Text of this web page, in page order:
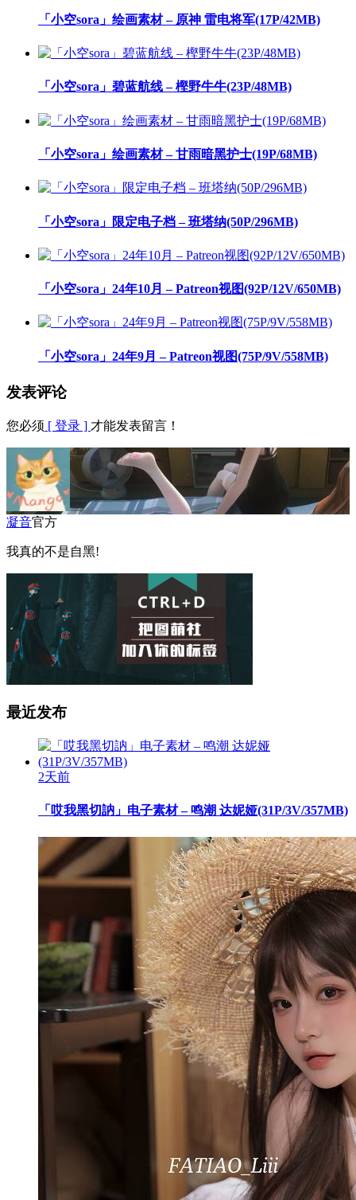
「小空sora」绘画素材 – 原神 雷电将军(17P/42MB)
「小空sora」碧蓝航线 – 樫野牛牛(23P/48MB)
「小空sora」绘画素材 – 甘雨暗黑护士(19P/68MB)
「小空sora」限定电子档 – 班塔纳(50P/296MB)
「小空sora」24年10月 – Patreon视图(92P/12V/650MB)
「小空sora」24年9月 – Patreon视图(75P/9V/558MB)
发表评论
您必须 [ 登录 ] 才能发表留言！
凝音官方
我真的不是自黑!
最近发布
2天前
「哎我黑切訥」电子素材 – 鸣潮 达妮娅(31P/3V/357MB)